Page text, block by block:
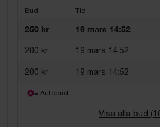
Bud Tid
250 kr 19 mars 14:52
200 kr 19 mars 14:52
200 kr 19 mars 14:52
= Autobud
Visa alla bud (